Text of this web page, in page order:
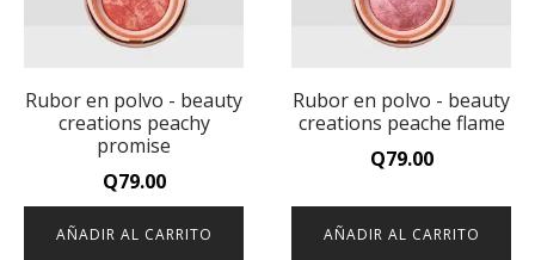
Rubor en polvo - beauty
creations peachy
promise
Q79.00
AÑADIR AL CARRITO
Rubor en polvo - beauty
creations peache flame
Q79.00
AÑADIR AL CARRITO